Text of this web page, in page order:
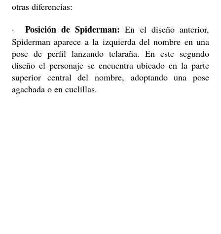
otras diferencias:
· Posición de Spiderman: En el diseño anterior,
Spiderman aparece a la izquierda del nombre en una
pose de perfil lanzando telaraña. En este segundo
diseño el personaje se encuentra ubicado en la parte
superior central del nombre, adoptando una pose
agachada o en cuclillas.